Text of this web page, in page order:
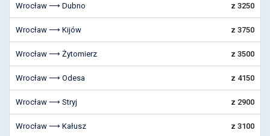
Wrocław ⟶ Dubno z 3250
Wrocław ⟶ Kijów z 3750
Wrocław ⟶ Żytomierz z 3500
Wrocław ⟶ Odesa z 4150
Wrocław ⟶ Stryj z 2900
Wrocław ⟶ Kałusz z 3100